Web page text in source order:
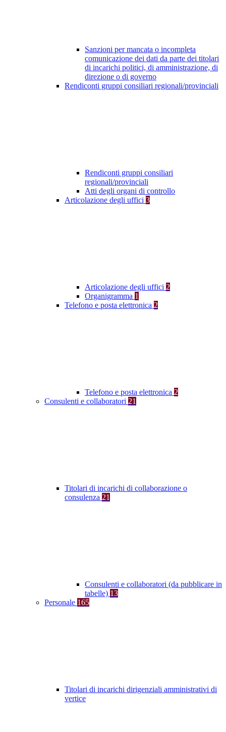
Sanzioni per mancata o incompleta
comunicazione dei dati da parte dei titolari
di incarichi politici, di amministrazione, di
direzione o di governo
Rendiconti gruppi consiliari regionali/provinciali
Rendiconti gruppi consiliari
regionali/provinciali
Atti degli organi di controllo
Articolazione degli uffici 3
Articolazione degli uffici 2
Organigramma 1
Telefono e posta elettronica 2
Telefono e posta elettronica 2
Consulenti e collaboratori 21
Titolari di incarichi di collaborazione o
consulenza 21
Consulenti e collaboratori (da pubblicare in
tabelle) 13
Personale 165
Titolari di incarichi dirigenziali amministrativi di
vertice